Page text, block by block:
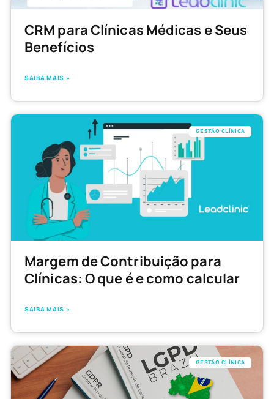
CRM para Clínicas Médicas e Seus
Benefícios
SAIBA MAIS »
GESTÃO CLÍNICA
Margem de Contribuição para
Clínicas: O que é e como calcular
SAIBA MAIS »
GESTÃO CLÍNICA